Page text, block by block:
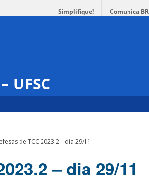
Simplifique! Comunica BR
UFSC
de TCC 2023.2 – dia 29/11
– dia 29/11